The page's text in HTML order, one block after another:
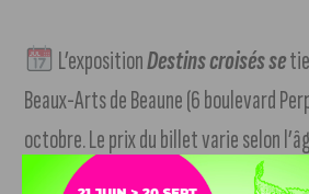
L’expositionDestins croisés se
Beaux-Arts de Beaune (6 boulevard
octobre. Le prix du billet varie selon
plus d’informations,
rendez-vous sur